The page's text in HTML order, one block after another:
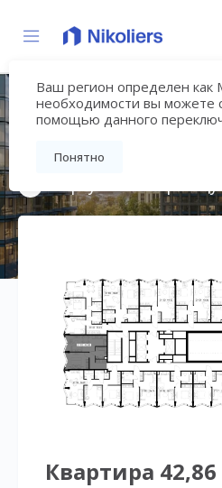
Ваш регион определен как
необходимости вы можете
помощью данного
Понятно
«МИРА»
Квартира